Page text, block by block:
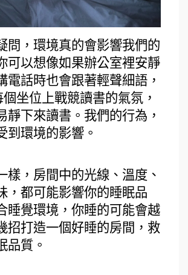
問，環境真的會影響我們的
可以想像如果辦公室裡安靜
電話時也會跟著輕聲細語，
坐位上戰競讀書的氣氛，
靜下來讀書。我們的行為，
到環境的影響。
樣，房間中的光線、溫度、
，都可能影響你的睡眠品
睡覺環境，你睡的可能會越
招打造一個好睡的房間，救
品質。